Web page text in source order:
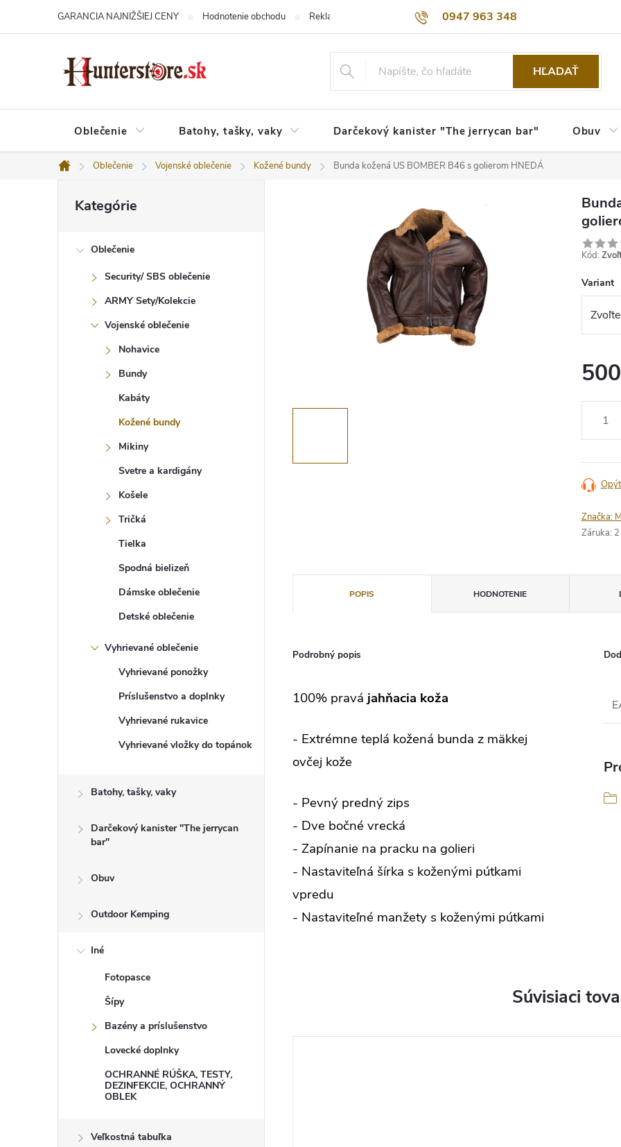
0947 963 348
GARANCIA NAJNIŽŠIEJ CENY Hodnotenie obchodu Reklamačný poriadok Obchodné podmienky
HĽADAŤ
Oblečenie Batohy, tašky, vaky Darčekový kanister "The jerrycan bar" Obuv
Domov
Oblečenie Vojenské oblečenie Kožené bundy Bunda kožená US BOMBER B46 s golierom HNEDÁ
kategórie
Kategórie
Oblečenie
Security/ SBS oblečenie
ARMY Sety/Kolekcie
Vojenské oblečenie
Nohavice
Bundy
Kabáty
Kožené bundy
Mikiny
Svetre a kardigány
Košele
Tričká
Tielka
Spodná bielizeň
Dámske oblečenie
Detské oblečenie
Vyhrievané oblečenie
Vyhrievané ponožky
Príslušenstvo a doplnky
Vyhrievané rukavice
Vyhrievané vložky do topánok
Batohy, tašky, vaky
Darčekový kanister "The jerrycan
bar"
Obuv
Outdoor Kemping
Iné
Fotopasce
Šípy
Bazény a príslušenstvo
Lovecké doplnky
OCHRANNÉ RÚŠKA, TESTY,
DEZINFEKCIE, OCHRANNÝ
OBLEK
Veľkostná tabuľka
Kód:
Variant
Značka:
Záruka:
POPIS HODNOTENIE
Podrobný popis
100% pravá jahňacia koža
- Extrémne teplá kožená bunda z mäkkej
ovčej kože
- Pevný predný zips
- Dve bočné vrecká
- Zapínanie na pracku na golieri
- Nastaviteľná šírka s koženými pútkami
vpredu
- Nastaviteľné manžety s koženými pútkami
Súvisiaci